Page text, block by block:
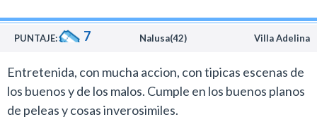
No importa que los personajes sean olvidables y el
reparto no tenga química entre sí, todo vale para para
sostener la estupidez.
PUNTAJE: 7 Nalusa(42) Villa Adelina
Entretenida, con mucha accion, con tipicas escenas de
los buenos y de los malos. Cumple en los buenos planos
de peleas y cosas inverosimiles.